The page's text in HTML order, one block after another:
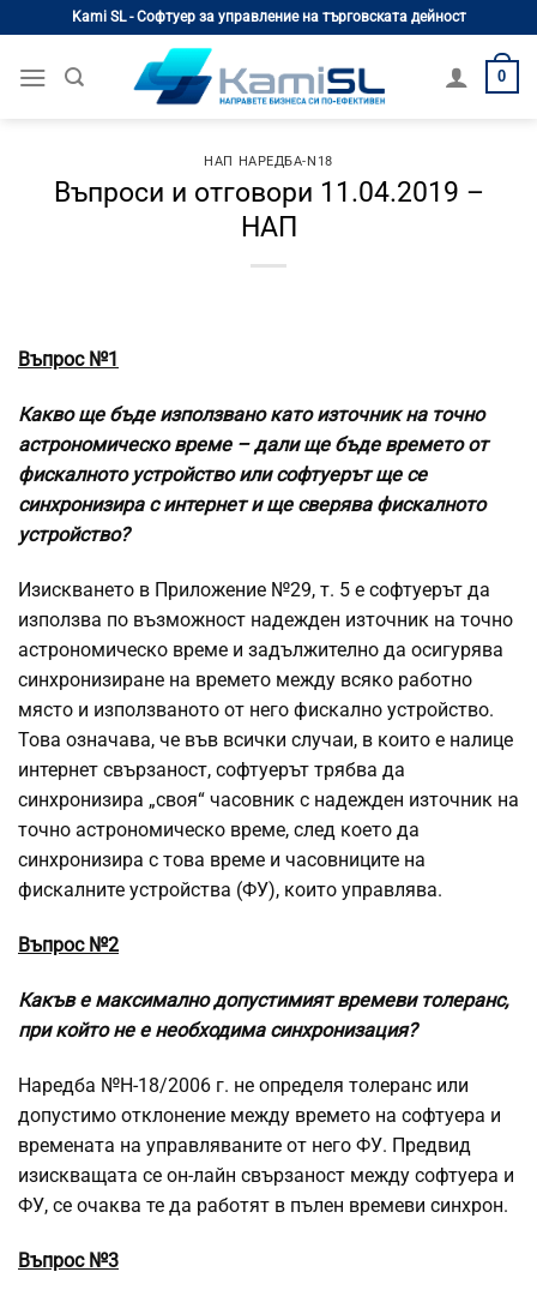
content
Kami SL - Софтуер за управление на търговската дейност
0
НАП НАРЕДБА-N18
Въпроси и отговори 11.04.2019 –
НАП
Въпрос №1
Какво ще бъде използвано като източник на точно
астрономическо време – дали ще бъде времето от
фискалното устройство или софтуерът ще се
синхронизира с интернет и ще сверява фискалното
устройство?
Изискването в Приложение №29, т. 5 е софтуерът да
използва по възможност надежден източник на точно
астрономическо време и задължително да осигурява
синхронизиране на времето между всяко работно
място и използваното от него фискално устройство.
Това означава, че във всички случаи, в които е налице
интернет свързаност, софтуерът трябва да
синхронизира „своя“ часовник с надежден източник на
точно астрономическо време, след което да
синхронизира с това време и часовниците на
фискалните устройства (ФУ), които управлява.
Въпрос №2
Какъв е максимално допустимият времеви толеранс,
при който не е необходима синхронизация?
Наредба №Н-18/2006 г. не определя толеранс или
допустимо отклонение между времето на софтуера и
времената на управляваните от него ФУ. Предвид
изискващата се он-лайн свързаност между софтуера и
ФУ, се очаква те да работят в пълен времеви синхрон.
Въпрос №3